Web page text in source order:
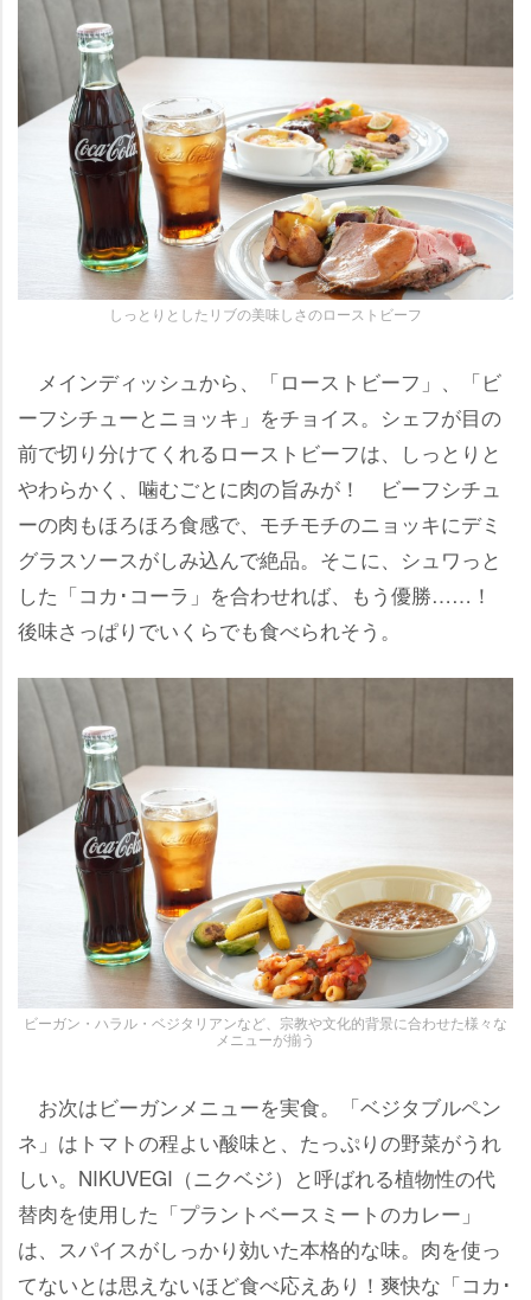
しっとりとしたリブの美味しさのローストビーフ
メインディッシュから、「ローストビーフ」、「ビ
ーフシチューとニョッキ」をチョイス。シェフが目の
前で切り分けてくれるローストビーフは、しっとりと
わらかく、噛むごとに肉の旨みが！ ビーフシチュ
ーの肉もほろほろ食感で、モチモチのニョッキにデミ
グラスソースがしみ込んで絶品。そこに、シュワっと
した「コカ･コーラ」を合わせれば、もう優勝……！
後味さっぱりでいくらでも食べられそう。
ビーガン・ハラル・ベジタリアンなど、宗教や文化的背景に合わせた様々な
メニューが揃う
お次はビーガンメニューを実食。「ベジタブルペン
ネ」はトマトの程よい酸味と、たっぷりの野菜がうれ
しい。NIKUVEGI（ニクベジ）と呼ばれる植物性の代
替肉を使用した「プラントベースミートのカレー」
は、スパイスがしっかり効いた本格的な味。肉を使っ
てないとは思えないほど食べ応えあり！爽快な「コカ･